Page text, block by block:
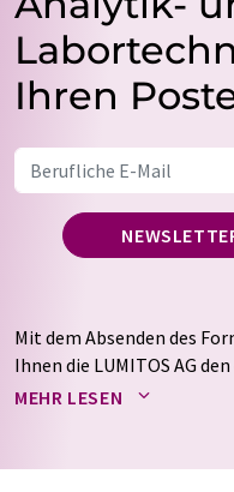
Ihren
Mit dem Absenden des
Ihnen die LUMITOS AG
Newsletter per E-Mail
auf Basis unserer
MEHR LESEN